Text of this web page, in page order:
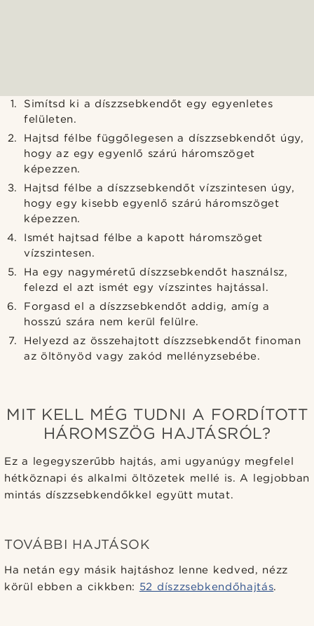
Simítsd ki a díszzsebkendőt egy egyenletes
felületen.
Hajtsd félbe függőlegesen a díszzsebkendőt úgy,
hogy az egy egyenlő szárú háromszöget
képezzen.
Hajtsd félbe a díszzsebkendőt vízszintesen úgy,
hogy egy kisebb egyenlő szárú háromszöget
képezzen.
Ismét hajtsad félbe a kapott háromszöget
vízszintesen.
Ha egy nagyméretű díszzsebkendőt használsz,
felezd el azt ismét egy vízszintes hajtással.
Forgasd el a díszzsebkendőt addig, amíg a
hosszú szára nem kerül felülre.
Helyezd az összehajtott díszzsebkendőt finoman
az öltönyöd vagy zakód mellényzsebébe.
MIT KELL MÉG TUDNI A FORDÍTOTT
HÁROMSZÖG HAJTÁSRÓL?
Ez a legegyszerűbb hajtás, ami ugyanúgy megfelel
hétköznapi és alkalmi öltözetek mellé is. A legjobban
mintás díszzsebkendőkkel együtt mutat.
TOVÁBBI HAJTÁSOK
Ha netán egy másik hajtáshoz lenne kedved, nézz
körül ebben a cikkben: 52 díszzsebkendőhajtás.